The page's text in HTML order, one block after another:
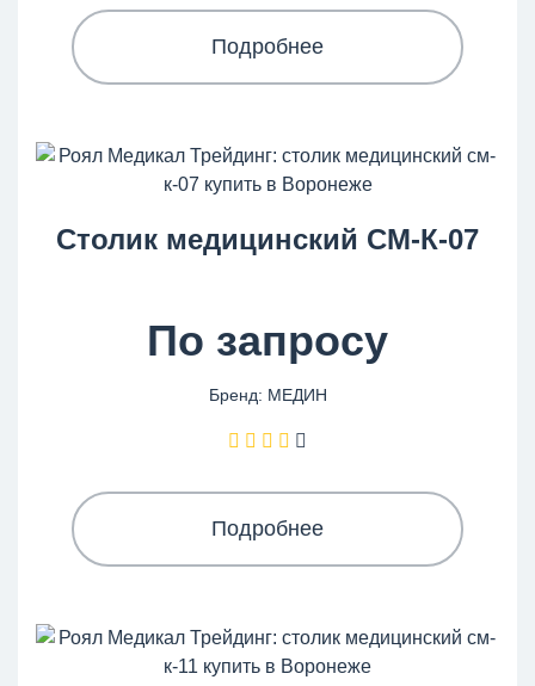
Подробнее
Столик медицинский СМ-К-07
По запросу
Бренд: МЕДИН
Подробнее